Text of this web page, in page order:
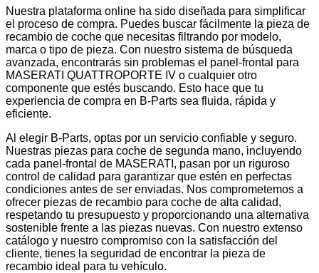
Nuestra plataforma online ha sido diseñada para simplificar
el proceso de compra. Puedes buscar fácilmente la pieza de
recambio de coche que necesitas filtrando por modelo,
marca o tipo de pieza. Con nuestro sistema de búsqueda
avanzada, encontrarás sin problemas el panel-frontal para
MASERATI QUATTROPORTE IV o cualquier otro
componente que estés buscando. Esto hace que tu
experiencia de compra en B-Parts sea fluida, rápida y
eficiente.
Al elegir B-Parts, optas por un servicio confiable y seguro.
Nuestras piezas para coche de segunda mano, incluyendo
cada panel-frontal de MASERATI, pasan por un riguroso
control de calidad para garantizar que estén en perfectas
condiciones antes de ser enviadas. Nos comprometemos a
ofrecer piezas de recambio para coche de alta calidad,
respetando tu presupuesto y proporcionando una alternativa
sostenible frente a las piezas nuevas. Con nuestro extenso
catálogo y nuestro compromiso con la satisfacción del
cliente, tienes la seguridad de encontrar la pieza de
recambio ideal para tu vehículo.